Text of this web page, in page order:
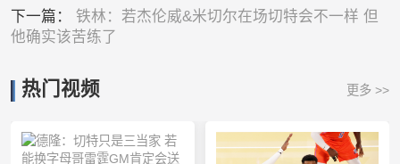
下一篇： 铁林：若杰伦威&米切尔在场切特会不一样 但
他确实该苦练了
热门视频 更多 >>